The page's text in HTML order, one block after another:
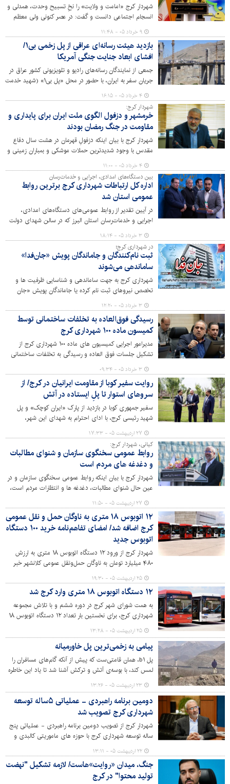
شهردار کرج «امامت و ولایت» را نخِ تسبیح وحدت، همدلی و
انسجام اجتماعی دانست و گفت: در عصر کنونی ولی معظم
فقیه و رهبری عالیقدر انقلاب اسلامی نمادِ امامت و ولایت در
جامعه هستند که رهنمودها، بیانات و فرامین ایشان باید نقشه
راه و ریلِ حرکت مردم و مسئولان باشد.
۹ خرداد ۰۵ - ۱۱:۴۸
بازدید هیئت رسانه‌ای عراقی از پل زخمی بی۱/
افشای ابعاد جنایت جنگی آمریکا
جمعی از نمایندگان رسانه‌های رادیو و تلویزیونی کشور عراق در
جریان سفر به ایران، با حضور در محل «پل بی۱» (شهید خدمت
آیت‌الله رئیسی)، از نزدیک ابعاد تخریب وحشیانه این زیرساخت
غیرنظامی توسط نیروهای آمریکایی-صهیونیستی را بررسی
کردند.
۴ خرداد ۰۵ - ۱۶:۱۵
شهردار کرج:
خرمشهر و دزفول الگوی ملت ایران برای پایداری و
مقاومت در جنگ رمضان بودند
شهردار کرج با بیان اینکه دزفولِ قهرمان در هشت سال دفاع
مقدس با وجود شدیدترین حملات موشکی و بمباران زمینی و
هوایی اما در برابرِ دشمن متجاوز سر خم نکرد و حماسه ساز
شد، گفت که این شهر و خرمشهر الگوی ملت ایران برای
پایداری و مقاومت در جنگ تحمیلی رمضان بودند.
۴ خرداد ۰۵ - ۱۱:۰۰
بین دستگاه‌های امدادی، اجرایی و خدمات‌رسان
اداره کل ارتباطات شهرداری کرج برترین روابط
عمومی استان شد
در آیین تقدیر از روابط عمومی‌های دستگاه‌های امدادی،
اجرایی و خدمات‌رسان استان البرز که در سالن شهدای دولت
استانداری برگزار شد، اداره کل ارتباطات و امور بین‌الملل
شهرداری کرج به عنوان دستگاه برتر معرفی و از مدیرکل این
مجموعه، محمدجلال سبزی، تجلیل به عمل آمد.
۳ خرداد ۰۵ - ۱۸:۱۴
در شهرداری کرج؛
ثبت نام‌کنندگان و جاماندگان پویش «جان‌فدا»
ساماندهی می‌شوند
شهرداری کرج به جهت ساماندهی و شناسایی ظرفیت ها و
تخصص نیروهای ثبت نام کرده یا جاماندگان پویش «جان
فدا»، همکاران جان بر کف داوطلب برای دفاع از میهن اسلامی
را برای ثبت اطلاعات تکمیلی فراخوان کرد.
۳ خرداد ۰۵ - ۱۲:۲۰
رسیدگی فوق‌العاده به تخلفات ساختمانی توسط
کمیسون ماده ۱۰۰ شهرداری کرج
مدیرامور اجرایی کمیسیون های ماده ۱۰۰ شهرداری کرج از
تشکیل جلسات فوق العاده و رسیدگی به تخلفات ساختمانی
در یک ماه اخیر خبر داد و در عین حال، اختلالات نرم‌افزاری،
تأخیر در ارسال و ابلاغ آرا و عودت برخی پرونده‌ها جهت رفع
نقص را از مهم‌ترین چالش‌های این حوزه عنوان کرد.
۳ خرداد ۰۵ - ۰۹:۳۴
روایت سفیر کوبا از مقاومت ایرانیان در کرج/ از
سروهای استوار تا پلِ ایستاده در آتش
سفیر جمهوری کوبا در بازدید از پارک «ایران کوچک» و پل
شهید رئیسی کرج، با ادای احترام به شهدای این شهر،
مقاومت را وجه مشترک معماری، فرهنگ و تاریخ ایران
دانست.
۲۷ اردیبهشت ۰۵ - ۱۷:۳۳
کیانی، شهردار کرج:
روابط عمومی سخنگوی سازمان و شنوای مطالبات
و دغدغه های مردم است
شهردار کرج با بیان اینکه روابط عمومی سخنگوی سازمان و در
عین حال شنوای مطالبات، دغدغه ها و انتظارات مردم است،
گفت: روابط عمومی با رویکرد صداقت و اعتمادسازی، می
تواند در حفظ و ارتقاء سرمایه های اجتماعی و تقویت همدلی
و نشاط اجتماعی نقش بسزایی ایفا نماید.
۲۷ اردیبهشت ۰۵ - ۱۱:۵۰
۱۲ اتوبوس ۱۸ متری به ناوگان حمل و نقل عمومی
کرج اضافه شد/ امضای تفاهم‌نامه خرید ۱۰۰ دستگاه
اتوبوس جدید
شهردار کرج از ورود ۱۲ دستگاه اتوبوس‌ ۱۸ متری به ارزش
۴۸۰ میلیارد تومان به ناوگان حمل‌ونقل عمومی کلانشهر خبر
داد و گفت: این اقدام برای نخستین بار در کرج انجام گرفته
است.
۲۵ اردیبهشت ۰۵ - ۱۹:۳۰
۱۲ دستگاه اتوبوس ۱۸ متری وارد کرج شد
به همت شورای شهر کرج در دوره ششم و با تلاش مجموعه
شهرداری کرج، برای نخستین بار تعداد ۱۲ دستگاه اتوبوس ۱۸
متری وارد چرخه خدمتگزاری به شهروندان شد. همچنین
تفاهم‌نامه خرید ۱۰۰ دستگاه اتوبوس به امضا رسید.
۲۵ اردیبهشت ۰۵ - ۱۳:۲۸
پیامی به زخمی‌ترین پل خاورمیانه
پل b۱، همان قامتی‌ست که پیش از آنکه گام‌های مسافران را
لمس کند، با بوسه‌ی آتش و ترکش آشنا شد تا یاد این خاطره
تلخ تا همیشه بر تن شهر باقی بماند.
۲۳ اردیبهشت ۰۵ - ۱۳:۲۶
دومین برنامه راهبردی - عملیاتی ۵ساله توسعه
شهرداری کرج تصویب شد
شهردار کرج از تصویب دومین برنامه راهبردی - عملیاتی پنج
ساله توسعه شهرداری کرج با حوزه های ماموریتی کالبدی و
شهرسازی، محیط زیست و خدمات شهری، ایمنی و مدیریت
بحران، حمل و نقل و ترافیک، خدمات مدیریت، اجتماعی و
فرهنگی در جلسه کمیسیون تلفیق شورای اسلامی شهر کرج
خبر داد.
۲۲ اردیبهشت ۰۵ - ۱۳:۱۱
جنگ، میدان «روایت»هاست/ لازمه تشکیل "نهضت
تولید محتوا" در کرج